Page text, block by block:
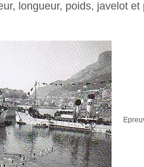
longueur, poids, javelot